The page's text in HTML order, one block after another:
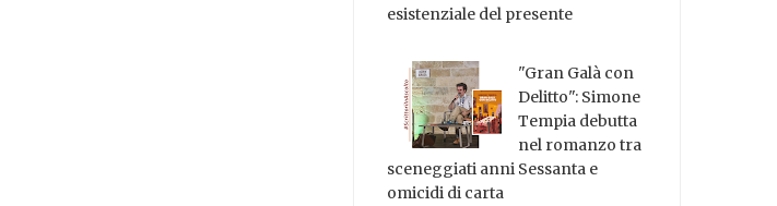
esistenziale del presente
"Gran Galà con
Delitto": Simone
Tempia debutta
nel romanzo tra
sceneggiati anni Sessanta e
omicidi di carta